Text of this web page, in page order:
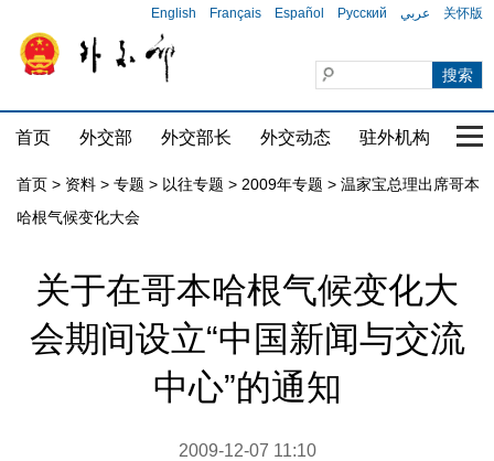
English Français Español Русский عربي 关怀版
首页 外交部 外交部长 外交动态 驻外机构 国
首页 > 资料 > 专题 > 以往专题 > 2009年专题 > 温家宝总理出席哥本
哈根气候变化大会
关于在哥本哈根气候变化大
会期间设立“中国新闻与交流
中心”的通知
2009-12-07 11:10